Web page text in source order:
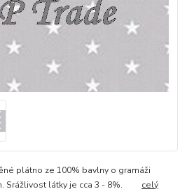
plátno ze 100% bavlny o gramáži
Srážlivost látky je cca 3 - 8%. celý